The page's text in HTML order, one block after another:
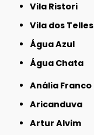
Vila Ristori
Vila dos Telles
Água Azul
Água Chata
Anália Franco
Aricanduva
Artur Alvim